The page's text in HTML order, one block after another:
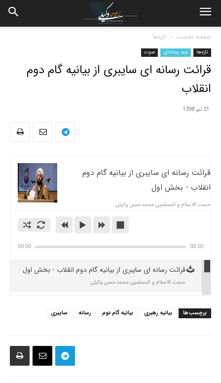
صفحه نخست تازه‌ها
تازه‌ها چند رسانه‌ای صوت
قرائت رسانه ای سایبری از بیانیه گام دوم
انقلاب
21 تیر 1398
قرائت رسانه ای سایبری از بیانیه گام دوم
انقلاب - بخش اول
حجت الاسلام و المسلمین محمدحسن وکیلی
00:00 00:00
قرائت رسانه ای سایبری از بیانیه گام دوم انقلاب - بخش اول -
حجت الاسلام و المسلمین محمدحسن وکیلی
حجت الاسلام و المسلمین محمدحسن وکیلیبرچسب‌ها بیانیه رهبری بیانیه گام دوم رسانه سایبری